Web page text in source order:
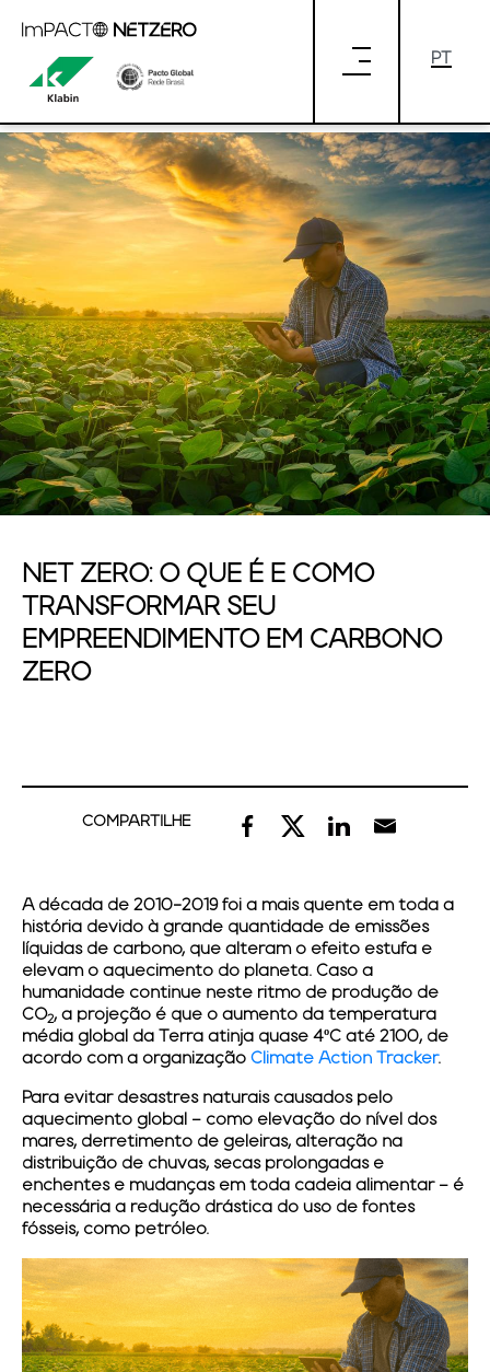
NET ZERO: O QUE É E COMO
TRANSFORMAR SEU EMPREENDIMENTO
EM CARBONO ZERO
NET ZERO: O QUE É E COMO
TRANSFORMAR SEU
EMPREENDIMENTO EM CARBONO
ZERO
COMPARTILHE
A década de 2010-2019 foi a mais quente em toda a
história devido à grande quantidade de emissões
líquidas de carbono, que alteram o efeito estufa e
elevam o aquecimento do planeta. Caso a
humanidade continue neste ritmo de produção de
CO2, a projeção é que o aumento da temperatura
média global da Terra atinja quase 4ºC até 2100, de
acordo com a organização Climate Action Tracker.
Para evitar desastres naturais causados pelo
aquecimento global – como elevação do nível dos
mares, derretimento de geleiras, alteração na
distribuição de chuvas, secas prolongadas e
enchentes e mudanças em toda cadeia alimentar – é
necessária a redução drástica do uso de fontes
fósseis, como petróleo.